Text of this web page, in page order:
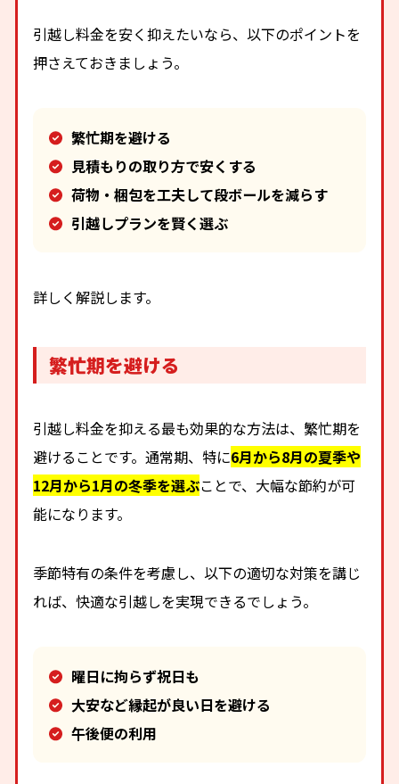
引越し料金を安く抑えたいなら、以下のポイントを
押さえておきましょう。
繁忙期を避ける
見積もりの取り方で安くする
荷物・梱包を工夫して段ボールを減らす
引越しプランを賢く選ぶ
詳しく解説します。
繁忙期を避ける
引越し料金を抑える最も効果的な方法は、繁忙期を
避けることです。通常期、特に6月から8月の夏季や
12月から1月の冬季を選ぶことで、大幅な節約が可
能になります。
季節特有の条件を考慮し、以下の適切な対策を講じ
れば、快適な引越しを実現できるでしょう。
曜日に拘らず祝日も
大安など縁起が良い日を避ける
午後便の利用